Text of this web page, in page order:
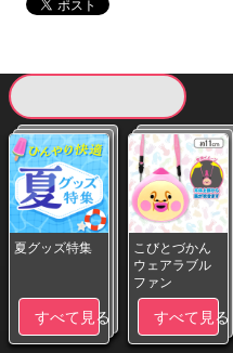
夏グッズ特集
すべて見る
こびとづかん
ウェアラブル
ファン
すべて見る